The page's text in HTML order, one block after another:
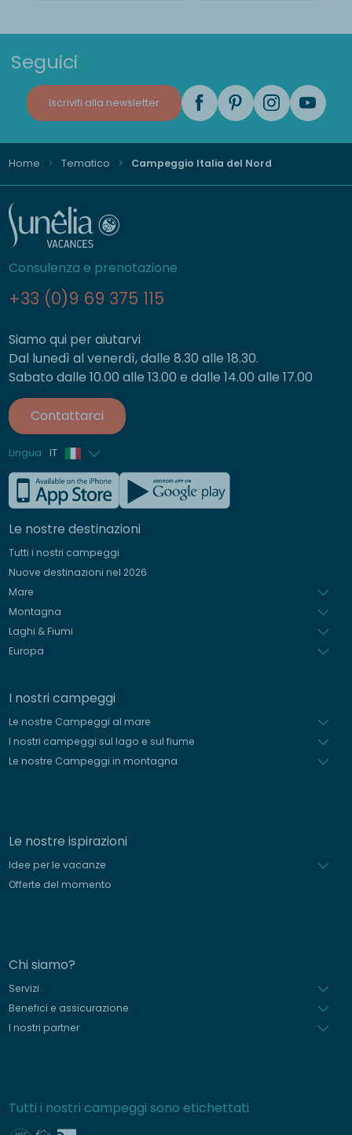
Seguici
Iscriviti alla newsletter
Home Tematico Campeggio Italia del Nord
Consulenza e prenotazione
+33 (0)9 69 375 115
Siamo qui per aiutarvi
Dal lunedì al venerdì, dalle 8.30 alle 18.30.
Sabato dalle 10.00 alle 13.00 e dalle 14.00 alle 17.00
Contattarci
Lingua IT
Francese
Inglese
Tedesco
Spagnolo
Le nostre destinazioni
Tutti i nostri campeggi
Nuove destinazioni nel 2026
Mare
Montagna
Laghi & Fiumi
Europa
I nostri campeggi
Le nostre Campeggi al mare
I nostri campeggi sul lago e sul fiume
Le nostre Campeggi in montagna
Le nostre ispirazioni
Idee per le vacanze
Offerte del momento
Chi siamo?
Servizi
Benefici e assicurazione
I nostri partner
Tutti i nostri campeggi sono etichettati